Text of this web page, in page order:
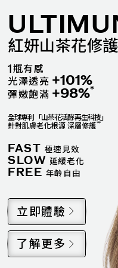
紅妍山茶花修
1瓶有感
光澤透亮+101%
彈嫩飽滿+98%*
全球專利「山茶花活酵再生科技」
針對肌膚老化根源 深層修護**
FAST 極速見效
SLOW 延緩老化
FREE 年齡自由
立即體驗
了解更多